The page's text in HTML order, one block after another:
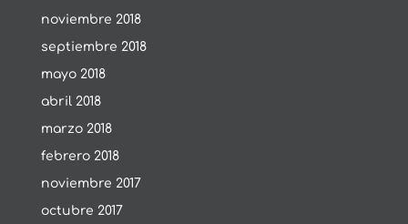
noviembre 2018
septiembre 2018
mayo 2018
abril 2018
marzo 2018
febrero 2018
noviembre 2017
octubre 2017